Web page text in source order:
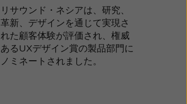
リサウンド・ネシアは、研究、
革新、デザインを通じて実現さ
れた顧客体験が評価され、権威
あるUXデザイン賞の製品部門に
ノミネートされました。